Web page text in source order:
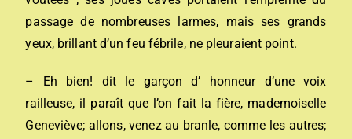
passage de nombreuses larmes, mais ses grands
yeux, brillant d’un feu fébrile, ne pleuraient point.
– Eh bien! dit le garçon d’ honneur d’une voix
railleuse, il paraît que l’on fait la fière, mademoiselle
Geneviève; allons, venez au branle, comme les autres;